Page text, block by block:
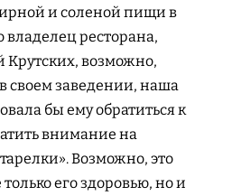
и соленой пищи в
владелец ресторана,
возможно,
своем заведении, наша
бы ему обратиться к
внимание на
Возможно, это
его здоровью, но и